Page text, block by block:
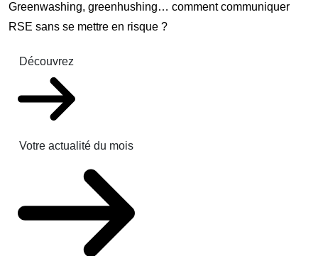
Greenwashing, greenhushing… comment communiquer
RSE sans se mettre en risque ?
Découvrez
Votre actualité du mois